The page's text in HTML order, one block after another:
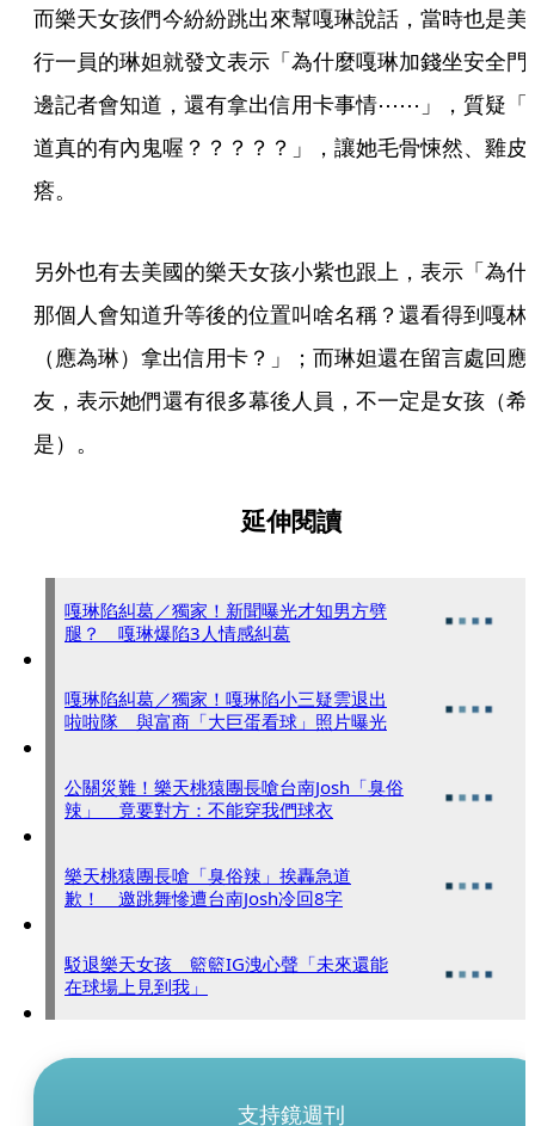
而樂天女孩們今紛紛跳出來幫嘎琳說話，當時也是美
行一員的琳妲就發文表示「為什麼嘎琳加錢坐安全門
邊記者會知道，還有拿出信用卡事情⋯⋯」，質疑「
道真的有內鬼喔？？？？？」，讓她毛骨悚然、雞皮
瘩。
另外也有去美國的樂天女孩小紫也跟上，表示「為什
那個人會知道升等後的位置叫啥名稱？還看得到嘎林
（應為琳）拿出信用卡？」；而琳妲還在留言處回應
友，表示她們還有很多幕後人員，不一定是女孩（希
是）。
延伸閱讀
嘎琳陷糾葛／獨家！新聞曝光才知男方劈
腿？ 嘎琳爆陷3人情感糾葛
嘎琳陷糾葛／獨家！嘎琳陷小三疑雲退出
啦啦隊 與富商「大巨蛋看球」照片曝光
公關災難！樂天桃猿團長嗆台南Josh「臭俗
辣」 竟要對方：不能穿我們球衣
樂天桃猿團長嗆「臭俗辣」挨轟急道
歉！ 邀跳舞慘遭台南Josh冷回8字
駁退樂天女孩 籃籃IG洩心聲「未來還能
在球場上見到我」
支持鏡週刊